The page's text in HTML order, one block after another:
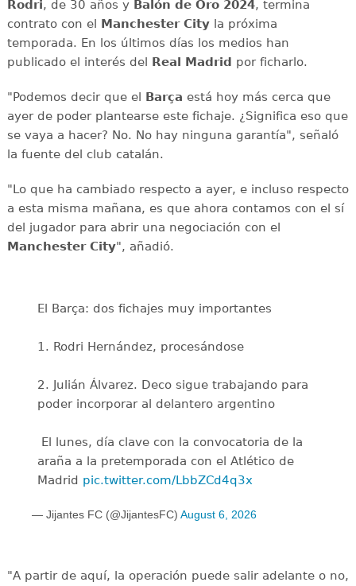
Rodri, de 30 años y Balón de Oro 2024, termina
contrato con el Manchester Cityla próxima
temporada. En los últimos días los medios han
publicado el interés del Real Madrid por ficharlo.
"Podemos decir que el Barça está hoy más cerca que
ayer de poder plantearse este fichaje. ¿Significa eso que
se vaya a hacer? No. No hay ninguna garantía", señaló
la fuente del club catalán.
"Lo que ha cambiado respecto a ayer, e incluso respecto
a esta misma mañana, es que ahora contamos con el sí
del jugador para abrir una negociación con el
Manchester City", añadió.
El Barça: dos fichajes muy importantes
1. Rodri Hernández, procesándose
2. Julián Álvarez. Deco sigue trabajando para
poder incorporar al delantero argentino
️ El lunes, día clave con la convocatoria de la
araña a la pretemporada con el Atlético de
Madrid pic.twitter.com/LbbZCd4q3x
— Jijantes FC (@JijantesFC) August 6, 2026
"A partir de aquí, la operación puede salir adelante o no,